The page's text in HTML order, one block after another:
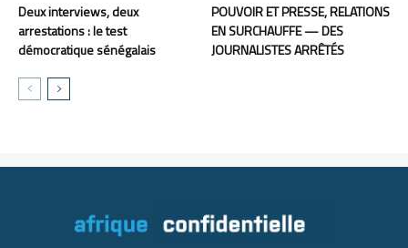
Deux interviews, deux
arrestations : le test
démocratique sénégalais
POUVOIR ET PRESSE, RELATIONS
EN SURCHAUFFE — DES
JOURNALISTES ARRÊTÉS